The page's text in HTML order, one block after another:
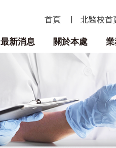
首頁 北醫校首
最新消息 關於本處